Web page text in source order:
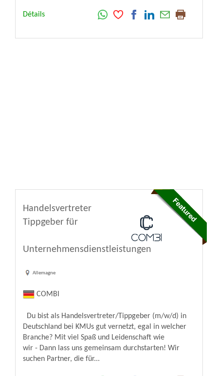
Détails
Handelsvertreter
Tippgeber für
Unternehmensdienstleistungen
Allemagne
COMBI
Du bist als Handelsvertreter/Tippgeber (m/w/d) in
Deutschland bei KMUs gut vernetzt, egal in welcher
Branche? Mit viel Spaß und Leidenschaft wie
wir - Dann lass uns gemeinsam durchstarten! Wir
suchen Partner, die für...